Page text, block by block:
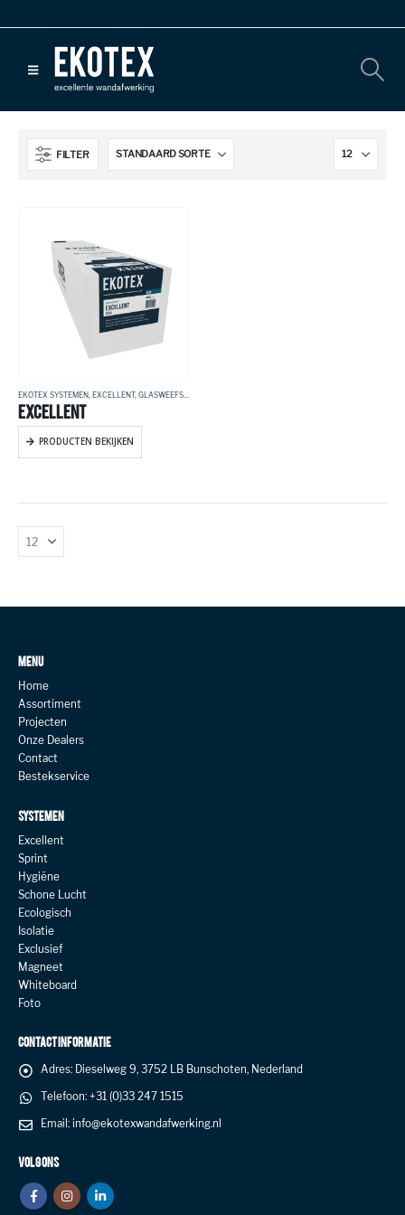
FILTER
EKOTEX SYSTEMEN EXCELLENT, GLASWEEFSEL
EXCELLENT
PRODUCTEN BEKIJKEN
MENU
Home
Assortiment
Projecten
Onze Dealers
Contact
Bestekservice
SYSTEMEN
Excellent
Sprint
Hygiëne
Schone Lucht
Ecologisch
Isolatie
Exclusief
Magneet
Whiteboard
Foto
CONTACT INFORMATIE
Adres: Dieselweg 9, 3752 LB Bunschoten, Nederland
Telefoon: +31 (0)33 247 1515
Email: info@ekotexwandafwerking.nl
VOLG ONS